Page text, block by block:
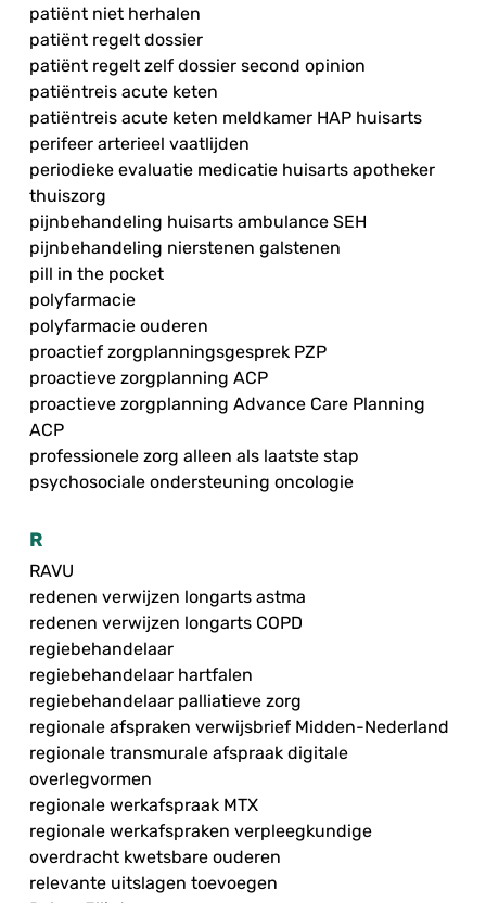
patiënt niet herhalen
patiënt regelt dossier
patiënt regelt zelf dossier second opinion
patiëntreis acute keten
patiëntreis acute keten meldkamer HAP huisarts
perifeer arterieel vaatlijden
periodieke evaluatie medicatie huisarts apotheker
thuiszorg
pijnbehandeling huisarts ambulance SEH
pijnbehandeling nierstenen galstenen
pill in the pocket
polyfarmacie
polyfarmacie ouderen
proactief zorgplanningsgesprek PZP
proactieve zorgplanning ACP
proactieve zorgplanning Advance Care Planning
ACP
professionele zorg alleen als laatste stap
psychosociale ondersteuning oncologie
R
RAVU
redenen verwijzen longarts astma
redenen verwijzen longarts COPD
regiebehandelaar
regiebehandelaar hartfalen
regiebehandelaar palliatieve zorg
regionale afspraken verwijsbrief Midden-Nederland
regionale transmurale afspraak digitale
overlegvormen
regionale werkafspraak MTX
regionale werkafspraken verpleegkundige
overdracht kwetsbare ouderen
relevante uitslagen toevoegen